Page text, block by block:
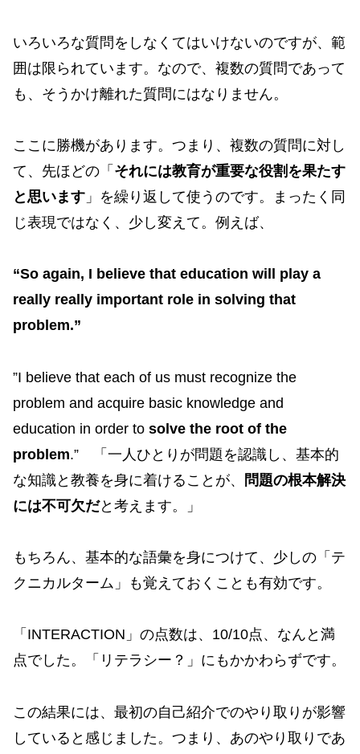
いろいろな質問をしなくてはいけないのですが、範
囲は限られています。なので、複数の質問であって
も、そうかけ離れた質問にはなりません。
ここに勝機があります。つまり、複数の質問に対し
て、先ほどの「 それには教育が重要な役割を果たす
と思います 」を繰り返して使うのです。まったく同
じ表現ではなく、少し変えて。例えば、
“So again, I believe that education will play a
really really important role in solving that
problem.”
”I believe that each of us must recognize the
problem and acquire basic knowledge and
education in order to solve the root of the
problem.” 「一人ひとりが問題を認識し、基本的
な知識と教養を身に着けることが、
問題の根本解決
には不可欠だと考えます。」
もちろん、基本的な語彙を身につけて、少しの「テ
クニカルターム」も覚えておくことも有効です。
「INTERACTION」の点数は、10/10点、なんと満
点でした。「リテラシー？」にもかかわらずです。
この結果には、最初の自己紹介でのやり取りが影響
していると感じました。つまり、あのやり取りであ